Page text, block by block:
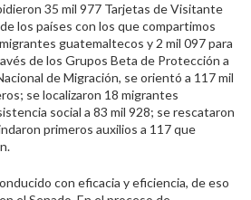
35 mil 977 Tarjetas de Visitante
los países con los que compartimos
guatemaltecos y 2 mil 097 para
de los Grupos Beta de Protección a
de Migración, se orientó a 117 mil
se localizaron 18 migrantes
social a 83 mil 928; se rescataron
primeros auxilios a 117 que
con eficacia y eficiencia, de eso